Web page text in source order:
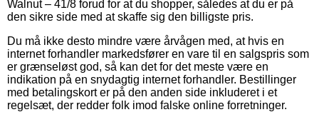
Walnut – 41/8 forud for at du shopper, således at du er på
den sikre side med at skaffe sig den billigste pris.
Du må ikke desto mindre være årvågen med, at hvis en
internet forhandler markedsfører en vare til en salgspris som
er grænseløst god, så kan det for det meste være en
indikation på en snydagtig internet forhandler. Bestillinger
med betalingskort er på den anden side inkluderet i et
regelsæt, der redder folk imod falske online forretninger.